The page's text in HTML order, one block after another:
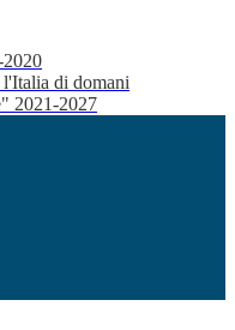
2020
di domani
2021-2027